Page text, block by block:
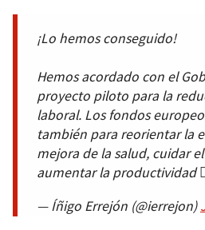
¡Lo hemos conseguido!
Hemos acordado con el
proyecto piloto para la
laboral. Los fondos
también para reorientar la
mejora de la salud, cuidar
aumentar la productividad
— Íñigo Errejón (@ierrejon)